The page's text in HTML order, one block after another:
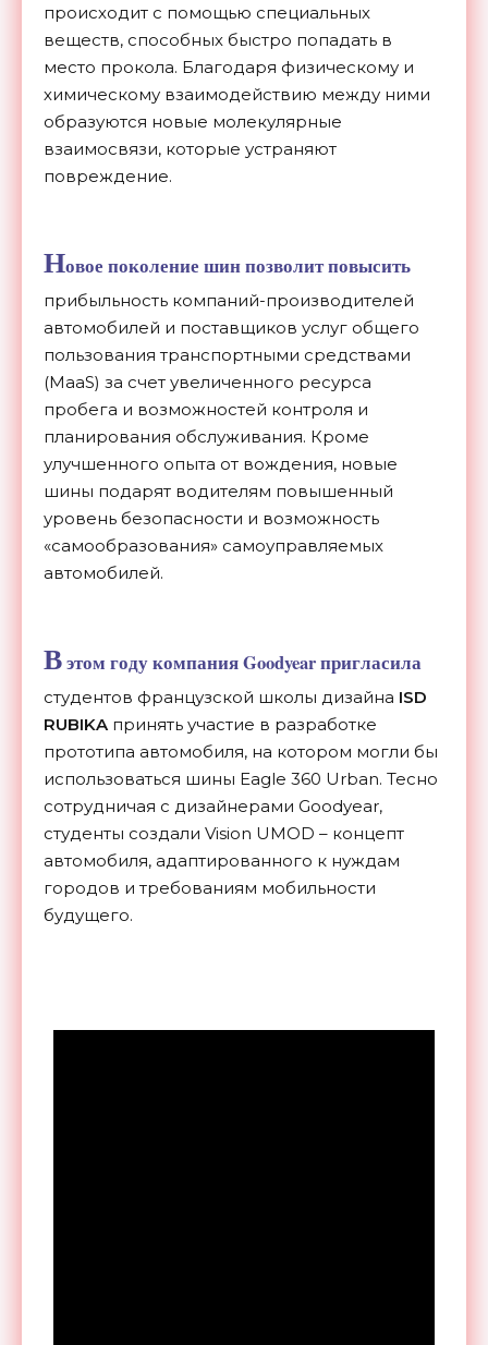
происходит с помощью специальных
веществ, способных быстро попадать в
место прокола. Благодаря физическому и
химическому взаимодействию между ними
образуются новые молекулярные
взаимосвязи, которые устраняют
повреждение.
Новое поколение шин позволит повысить
прибыльность компаний-производителей
автомобилей и поставщиков услуг общего
пользования транспортными средствами
(MaaS) за счет увеличенного ресурса
пробега и возможностей контроля и
планирования обслуживания. Кроме
улучшенного опыта от вождения, новые
шины подарят водителям повышенный
уровень безопасности и возможность
«самообразования» самоуправляемых
автомобилей.
Вэтом году компания Goodyear пригласила
студентов французской школы дизайна ISD
RUBIKA принять участие в разработке
прототипа автомобиля, на котором могли бы
использоваться шины Eagle 360 Urban. Тесно
сотрудничая с дизайнерами Goodyear,
студенты создали Vision UMOD – концепт
автомобиля, адаптированного к нуждам
городов и требованиям мобильности
будущего.